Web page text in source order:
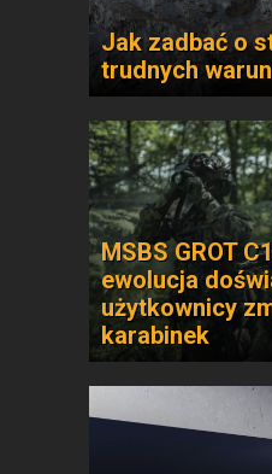
Jak zadbać o
trudnych
MSBS GROT
ewolucja
użytkownicy
karabinek